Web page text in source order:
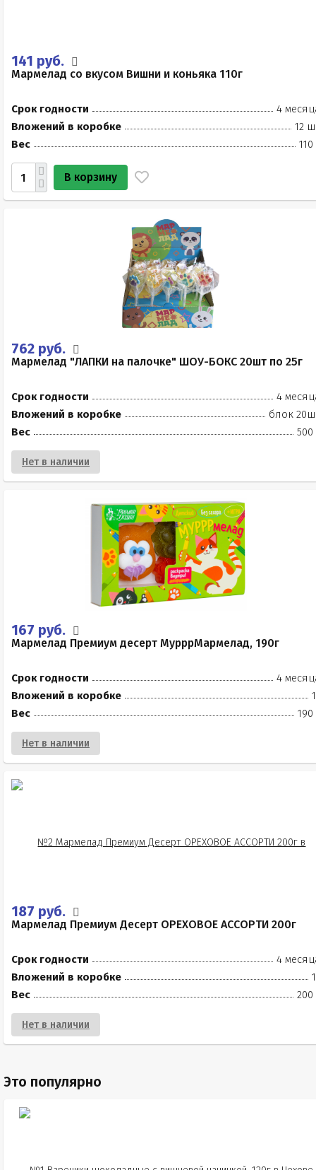
141 руб.
Мармелад со вкусом Вишни и коньяка 110г
Срок годности
4
Вложений в коробке
12
Вес
110
В корзину
762 руб.
Мармелад "ЛАПКИ на палочке" ШОУ-БОКС 20шт по 25г
Срок годности
4
Вложений в коробке
блок
Вес
500
Нет в наличии
167 руб.
Мармелад Премиум десерт МурррМармелад, 190г
Срок годности
4
Вложений в коробке
Вес
190
Нет в наличии
187 руб.
Мармелад Премиум Десерт ОРЕХОВОЕ АССОРТИ 200г
Срок годности
4
Вложений в коробке
Вес
200
Нет в наличии
Это популярно